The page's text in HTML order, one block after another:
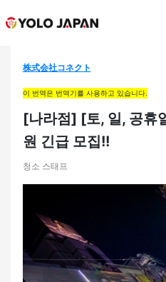
株式会社コネクト
이 번역은 번역기를 사용하고 있습니다.
[나라점] [토, 일, 공휴
원 긴급 모집!!
청소 스태프